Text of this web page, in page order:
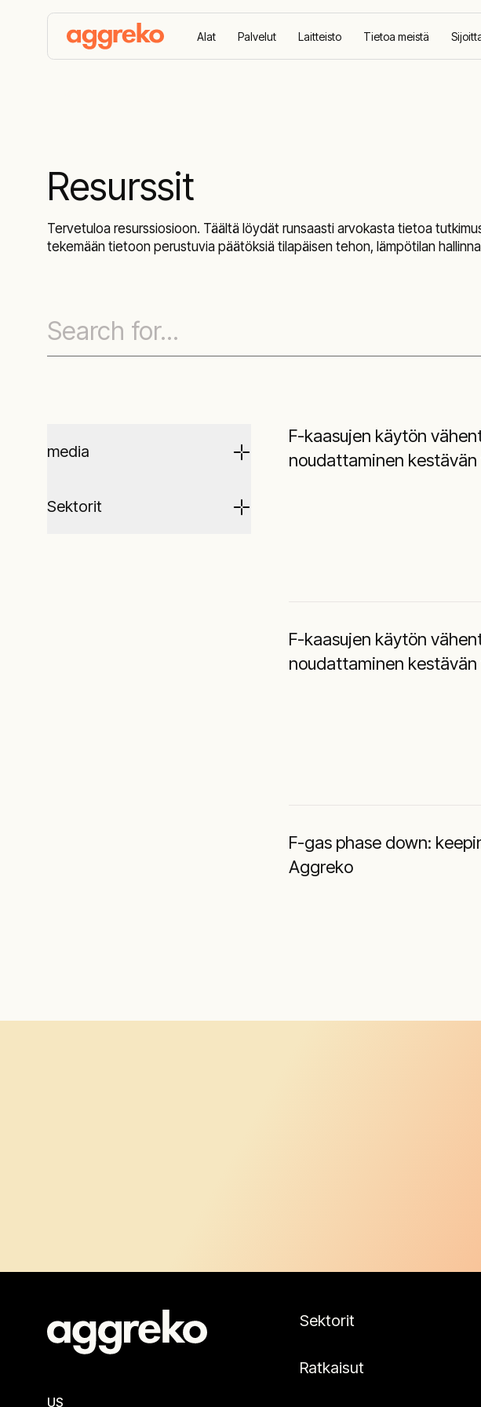
Alat Palvelut Laitteisto Tietoa meistä
Resurssit
Tervetuloa resurssiosioon. Täältä löydät runsaasti arvokasta tietoa
tekemään tietoon perustuvia päätöksiä tilapäisen tehon, lämpötilan
media
Sektorit
F-kaasujen käytön
noudattaminen
F-kaasujen käytön
noudattaminen
F-gas phase down:
Aggreko
US
Sektorit
Ratkaisut